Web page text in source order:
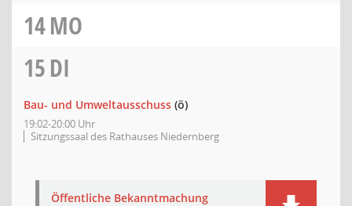
14MO
15DI
Bau- und Umweltausschuss (ö)
19:02-20:00 Uhr
Sitzungssaal des Rathauses Niedernberg
Öffentliche Bekanntmachung